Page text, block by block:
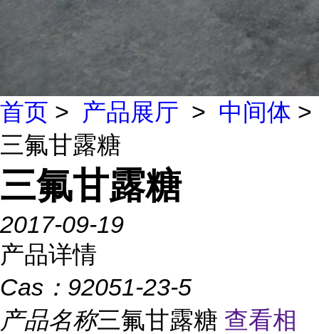
首页 > 产品展厅 > 中间体 >
三氟甘露糖
三氟甘露糖
2017-09-19
产品详情
Cas： 92051-23-5
产品名称三氟甘露糖 查看相